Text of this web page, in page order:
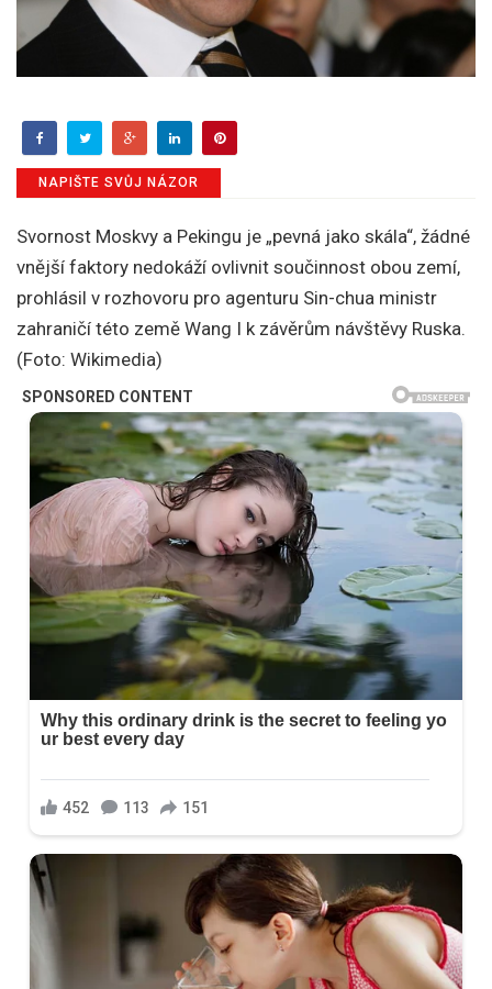
NAPIŠTE SVŮJ NÁZOR
Svornost Moskvy a Pekingu je „pevná jako skála“, žádné
vnější faktory nedokáží ovlivnit součinnost obou zemí,
prohlásil v rozhovoru pro agenturu Sin-chua ministr
zahraničí této země Wang I k závěrům návštěvy Ruska.
(Foto: Wikimedia)